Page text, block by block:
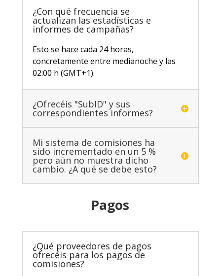
¿Con qué frecuencia se
actualizan las estadísticas e
informes de campañas?
Esto se hace cada 24 horas,
concretamente entre medianoche y las
02:00 h (GMT+1).
¿Ofrecéis "SubID" y sus
correspondientes informes?
Mi sistema de comisiones ha
sido incrementado en un 5 %
pero aún no muestra dicho
cambio. ¿A qué se debe esto?
Pagos
¿Qué proveedores de pagos
ofrecéis para los pagos de
comisiones?